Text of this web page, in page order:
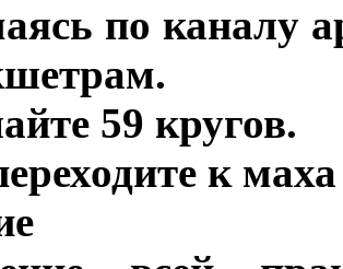
по каналу
59 кругов.
к